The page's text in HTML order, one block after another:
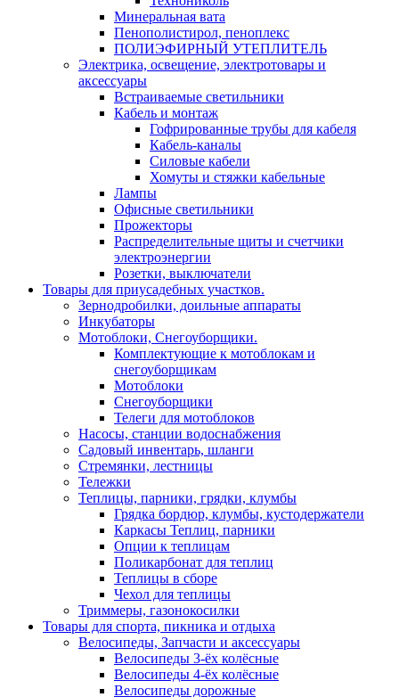
Минеральная вата
Пенополистирол, пеноплекс
ПОЛИЭФИРНЫЙ УТЕПЛИТЕЛЬ
Электрика, освещение, электротовары и
аксессуары
Встраиваемые светильники
Кабель и монтаж
Гофрированные трубы для кабеля
Кабель-каналы
Силовые кабели
Хомуты и стяжки кабельные
Лампы
Офисные светильники
Прожекторы
Распределительные щиты и счетчики
электроэнергии
Розетки, выключатели
Товары для приусадебных участков.
Зернодробилки, доильные аппараты
Инкубаторы
Мотоблоки, Снегоуборщики.
Комплектующие к мотоблокам и
снегоуборщикам
Мотоблоки
Снегоуборщики
Телеги для мотоблоков
Насосы, станции водоснабжения
Садовый инвентарь, шланги
Стремянки, лестницы
Тележки
Теплицы, парники, грядки, клумбы
Грядка бордюр, клумбы, кустодержатели
Каркасы Теплиц, парники
Опции к теплицам
Поликарбонат для теплиц
Теплицы в сборе
Чехол для теплицы
Триммеры, газонокосилки
Товары для спорта, пикника и отдыха
Велосипеды, Запчасти и аксессуары
Велосипеды 3-ёх колёсные
Велосипеды 4-ёх колёсные
Велосипеды дорожные